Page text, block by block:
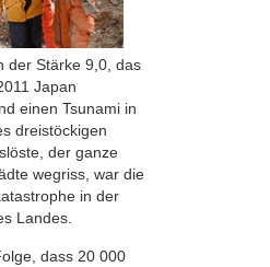
der Stärke 9,0, das
Japan
einen Tsunami in
dreistöckigen
der ganze
wegriss, war die
in der
Landes.
dass 20 000